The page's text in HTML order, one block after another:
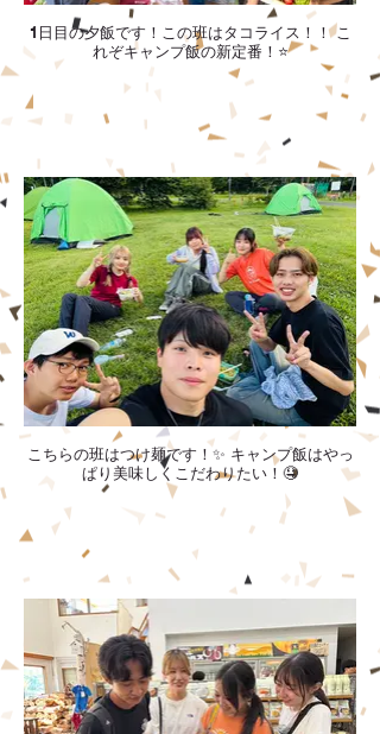
1日目の夕飯です！この班はタコライス！！ こ
れぞキャンプ飯の新定番！⭐️
こちらの班はつけ麺です！✨ キャンプ飯はやっ
ぱり美味しくこだわりたい！🤤